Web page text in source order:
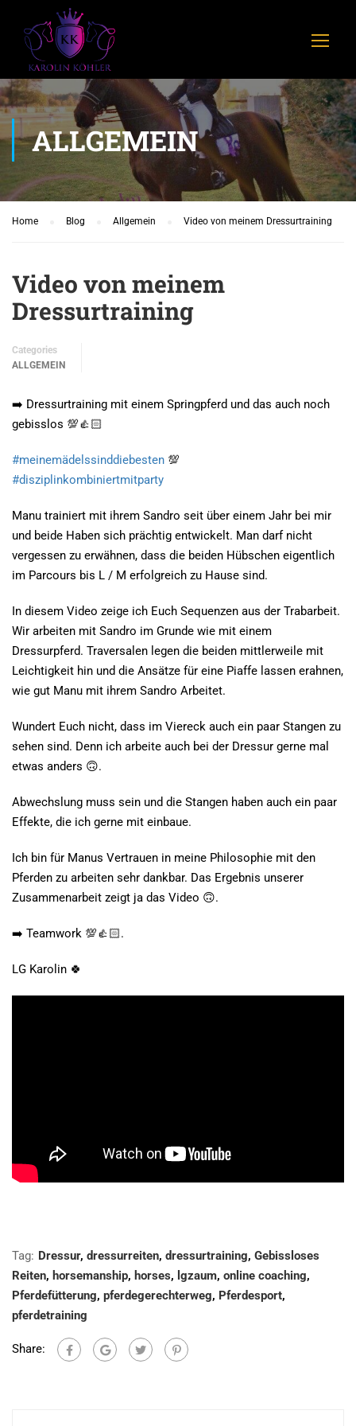
ALLGEMEIN
Home Blog Allgemein Video von meinem Dressurtraining
Video von meinem
Dressurtraining
Categories
ALLGEMEIN
➡️ Dressurtraining mit einem Springpferd und das auch noch
gebisslos 💯👍🏻
#meinemädelssinddiebesten 💯
#disziplinkombiniertmitparty
Manu trainiert mit ihrem Sandro seit über einem Jahr bei mir
und beide Haben sich prächtig entwickelt. Man darf nicht
vergessen zu erwähnen, dass die beiden Hübschen eigentlich
im Parcours bis L / M erfolgreich zu Hause sind.
In diesem Video zeige ich Euch Sequenzen aus der Trabarbeit.
Wir arbeiten mit Sandro im Grunde wie mit einem
Dressurpferd. Traversalen legen die beiden mittlerweile mit
Leichtigkeit hin und die Ansätze für eine Piaffe lassen erahnen,
wie gut Manu mit ihrem Sandro Arbeitet.
Wundert Euch nicht, dass im Viereck auch ein paar Stangen zu
sehen sind. Denn ich arbeite auch bei der Dressur gerne mal
etwas anders 🙃.
Abwechslung muss sein und die Stangen haben auch ein paar
Effekte, die ich gerne mit einbaue.
Ich bin für Manus Vertrauen in meine Philosophie mit den
Pferden zu arbeiten sehr dankbar. Das Ergebnis unserer
Zusammenarbeit zeigt ja das Video 🙃.
➡️ Teamwork 💯👍🏻.
LG Karolin 🍀
Tag: Dressur, dressurreiten, dressurtraining, Gebissloses
Reiten, horsemanship, horses, lgzaum, online coaching,
Pferdefütterung, pferdegerechterweg, Pferdesport,
pferdetraining
Share: